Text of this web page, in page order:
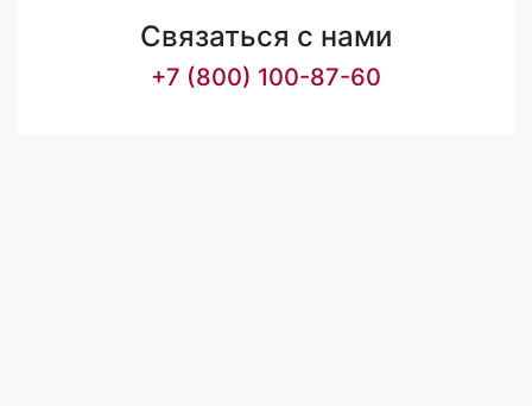
Связаться с нами
+7 (800) 100-87-60